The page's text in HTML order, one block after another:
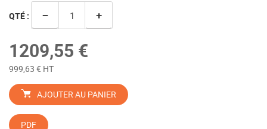
QTÉ : − +
1209,55 €
999,63 € HT
AJOUTER AU PANIER
PDF